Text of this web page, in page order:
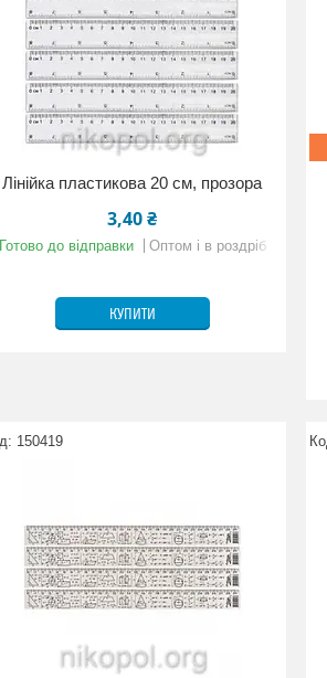
Лінійка пластикова 20 см, прозора
3,40 ₴
Готово до відправки Оптом і в роздріб
КУПИТИ
150419